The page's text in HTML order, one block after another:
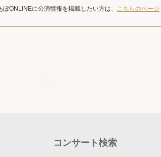
ぼONLINEに公演情報を掲載したい方は、 こちらのページ
コンサート検索